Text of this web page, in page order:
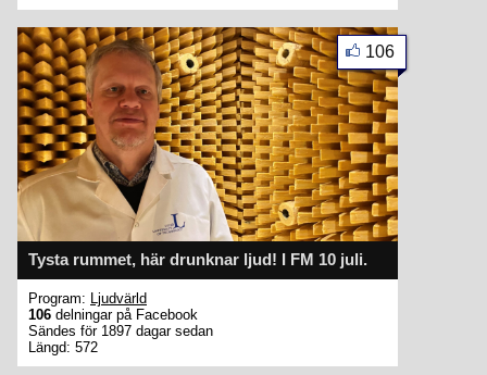
Tysta rummet, här drunknar ljud! I FM 10 juli.
106
Program: Ljudvärld
106 delningar på Facebook
Sändes för 1897 dagar sedan
Längd: 572